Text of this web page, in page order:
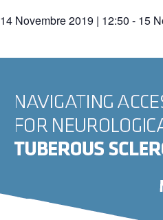
14 Novembre 2019 | 12:50 - 15